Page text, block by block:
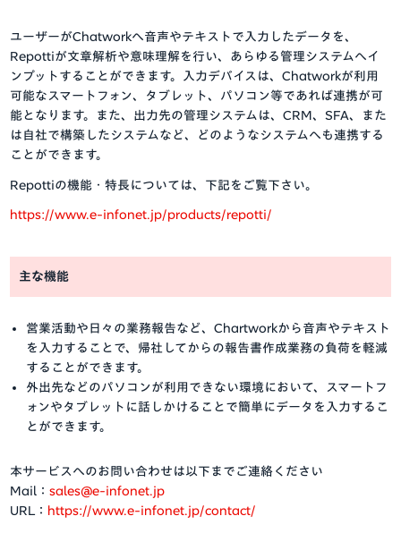
ユーザーがChatworkへ音声やテキストで入力したデータを、
Repottiが文章解析や意味理解を行い、あらゆる管理システムへイ
ンプットすることができます。入力デバイスは、Chatworkが利用
可能なスマートフォン、タブレット、パソコン等であれば連携が可
能となります。また、出力先の管理システムは、CRM、 SFA、また
は自社で構築したシステムなど、どのようなシステムへも連携する
ことができます。
Repottiの機能・特長については、下記をご覧下さい。
https://www.e-infonet.jp/products/repotti/
主な機能
営業活動や日々の業務報告など、Chartworkから音声やテキスト
を入力することで、帰社してからの報告書作成業務の負荷を軽減
することができます。
外出先などのパソコンが利用できない環境において、スマートフ
ォンやタブレットに話しかけることで簡単にデータを入力するこ
とができます。
本サービスへのお問い合わせは以下までご連絡ください
Mail：sales@e-infonet.jp
URL： https://www.e-infonet.jp/contact/